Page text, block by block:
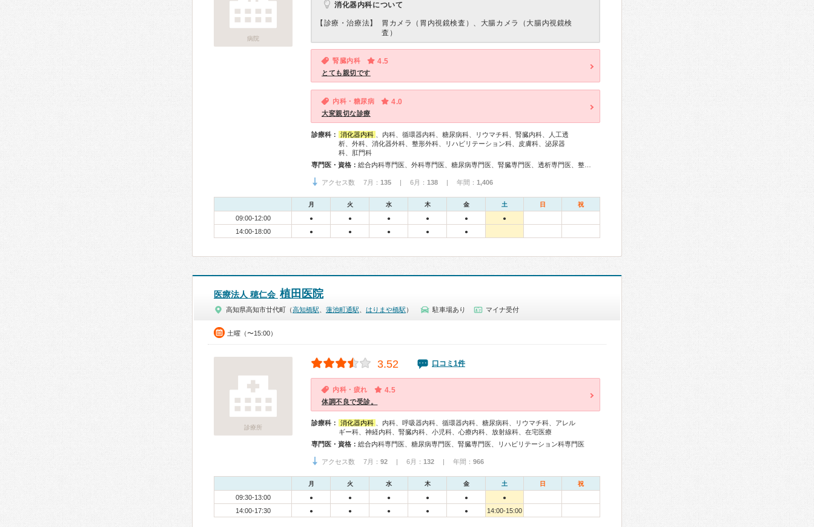
病院
消化器内科について
【診療・治療法】
胃カメラ（胃内視鏡検査）、大腸カメラ（大腸内視鏡検
査）
腎臓内科 4.5
とても親切です
内科・糖尿病 4.0
大変親切な診療
診療科： 消化器内科
、内科、循環器内科、糖尿病科、リウマチ科、腎臓内科、人工透
析、外科、消化器外科、整形外科、リハビリテーション科、皮膚科、泌尿器
科、肛門科
専門医・資格：
アクセス数 7月： 135 | 6月： 138 | 年間： 1,406
月 火 水 木 金 土 日 祝
09:00-12:00 ● ● ● ● ● ●
14:00-18:00 ● ● ● ● ●
医療法人 穂仁会 植田医院
高知県高知市廿代町（高知橋駅 蓮池町通駅 はりまや橋駅 ） 駐車場あり マイナ受付
土曜（〜15:00）
診療所
3.52 口コミ1件
内科・疲れ 4.5
体調不良で受診。
診療科： 消化器内科
、内科、呼吸器内科、循環器内科、糖尿病科、リウマチ科、アレル
ギー科、神経内科、腎臓内科、小児科、心療内科、放射線科、在宅医療
専門医・資格： 総合内科専門医、糖尿病専門医、腎臓専門医、リハビリテーション科専門医
アクセス数 7月： 92 | 6月： 132 | 年間： 966
月 火 水 木 金 土 日 祝
09:30-13:00 ● ● ● ● ● ●
14:00-17:30 ● ● ● ● ● 14:00-15:00